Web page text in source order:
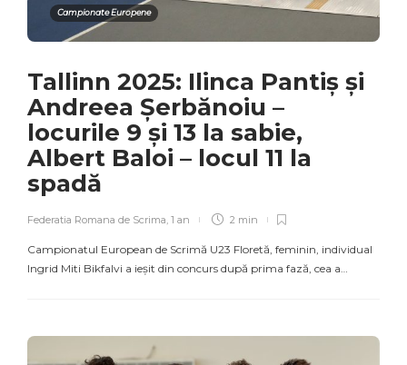
Campionate Europene
Tallinn 2025: Ilinca Pantiș și
Andreea Șerbănoiu –
locurile 9 și 13 la sabie,
Albert Baloi – locul 11 la
spadă
Federatia Romana de Scrima, 1 an 2 min
Campionatul European de Scrimă U23 Floretă, feminin, individual
Ingrid Miti Bikfalvi a ieșit din concurs după prima fază, cea a…